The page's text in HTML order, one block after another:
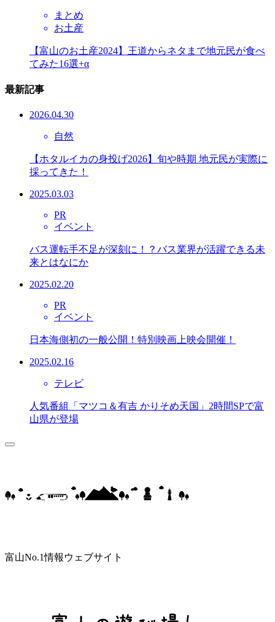
まとめ
お土産
【富山のお土産2024】王道からネタまで地元民が食べ
てみた16選+α
最新記事
2026.04.30
自然
【ホタルイカの身投げ2026】旬や時期 地元民が実際に
採ってきた！
2025.03.03
PR
イベント
バス運転手不足が深刻に！？バス業界が活躍できる未
来とはなにか
2025.02.20
PR
イベント
日本海側初の一般公開！特別映画上映会開催！
2025.02.16
テレビ
人気番組「マツコ＆有吉 かりそめ天国」2時間SPで富
山県が登場
富山No.1情報ウェブサイト